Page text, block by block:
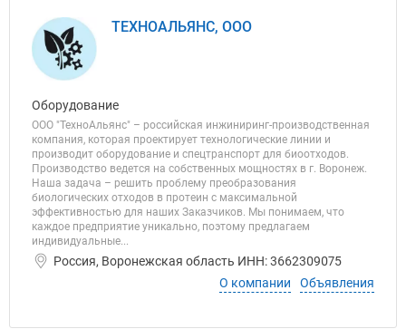
ТЕХНОАЛЬЯНС, ООО
Оборудование
ООО "ТехноАльянс" – российская инжиниринг-производственная
компания, которая проектирует технологические линии и
производит оборудование и спецтранспорт для биоотходов.
Производство ведется на собственных мощностях в г. Воронеж.
Наша задача – решить проблему преобразования
биологических отходов в протеин с максимальной
эффективностью для наших Заказчиков. Мы понимаем, что
каждое предприятие уникально, поэтому предлагаем
индивидуальные...
Россия, Воронежская область ИНН: 3662309075
О компании
Объявления